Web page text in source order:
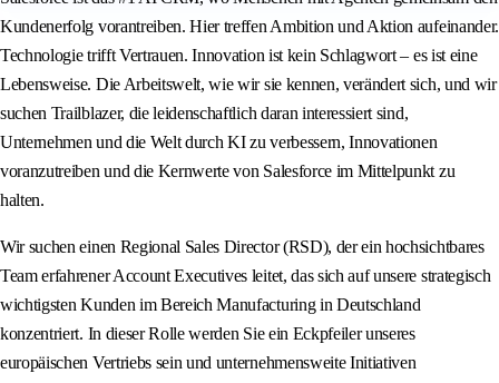
Kundenerfolg vorantreiben. Hier treffen Ambition und Aktion aufeinander.
Technologie trifft Vertrauen. Innovation ist kein Schlagwort – es ist eine
Lebensweise. Die Arbeitswelt, wie wir sie kennen, verändert sich, und wir
suchen Trailblazer, die leidenschaftlich daran interessiert sind,
Unternehmen und die Welt durch KI zu verbessern, Innovationen
voranzutreiben und die Kernwerte von Salesforce im Mittelpunkt zu
halten.
Wir suchen einen Regional Sales Director (RSD), der ein hochsichtbares
Team erfahrener Account Executives leitet, das sich auf unsere strategisch
wichtigsten Kunden im Bereich Manufacturing in Deutschland
konzentriert. In dieser Rolle werden Sie ein Eckpfeiler unseres
europäischen Vertriebs sein und unternehmensweite Initiativen